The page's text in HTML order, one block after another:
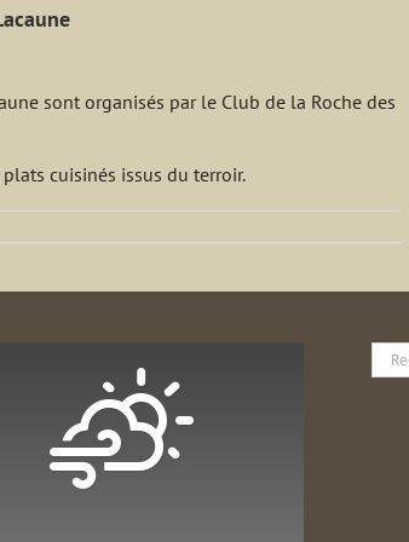
sont organisés par le Club de la Roche des
cuisinés issus du terroir.